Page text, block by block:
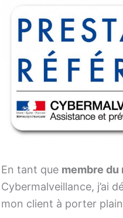
En tant que membre du
Cybermalveillance, j’ai
mon client à porter